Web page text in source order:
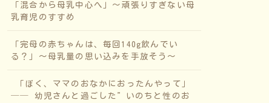
「混合から母乳中心へ」〜頑張りすぎない母
乳育児のすすめ
「完母の赤ちゃんは、毎回140g飲んでい
る？」〜母乳量の思い込みを手放そう〜
「ぼく、ママのおなかにおったんやって」
── 幼児さんと過ごした”いのちと性のお